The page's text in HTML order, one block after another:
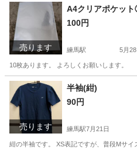
東京 練馬区 練馬駅 その他
売ります
A4クリアポケッ
100円
練馬駅 5月28
10枚あります。 よろしくお願いします。
東京 練馬区 練馬駅
売ります
半袖(紺)
90円
練馬駅7月21日
紺の半袖です。 XS表記ですが、普段Mサ